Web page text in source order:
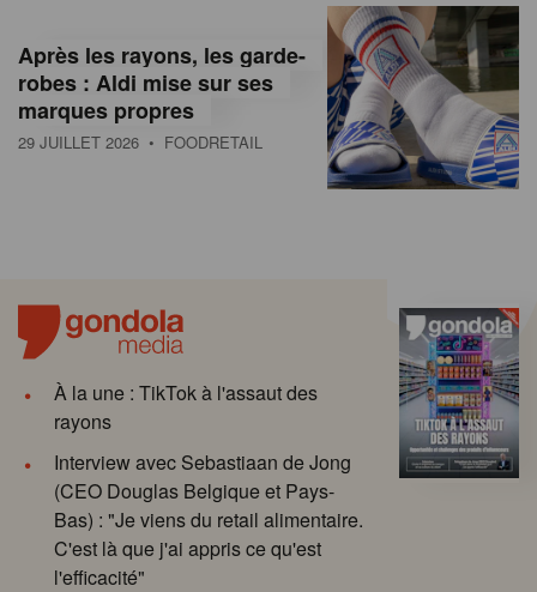
Après les rayons, les garde-
robes : Aldi mise sur ses
marques propres
29 JUILLET 2026 • FOODRETAIL
À la une : TikTok à l'assaut des
rayons
Interview avec Sebastiaan de Jong
(CEO Douglas Belgique et Pays-
Bas) : "Je viens du retail alimentaire.
C'est là que j'ai appris ce qu'est
l'efficacité"